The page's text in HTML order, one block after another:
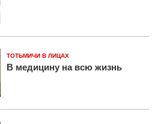
ТОТЬМИЧИ В ЛИЦАХ
В медицину на всю жизнь